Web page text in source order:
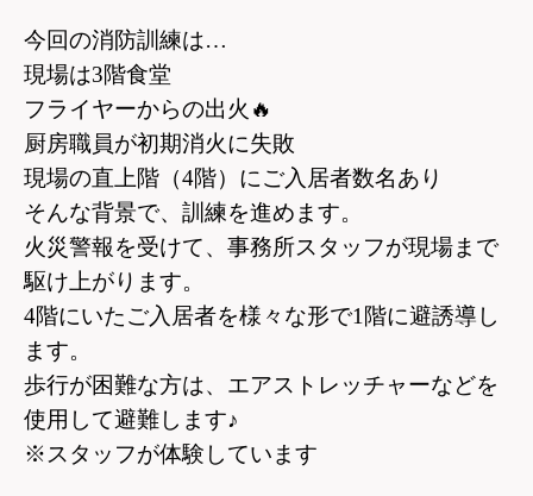
今回の消防訓練は…
現場は3階食堂
フライヤーからの出火 🔥
厨房職員が初期消火に失敗
現場の直上階（4階）にご入居者数名あり
そんな背景で、訓練を進めます。
火災警報を受けて、事務所スタッフが現場まで
駆け上がります。
4階にいたご入居者を様々な形で1階に避誘導し
ます。
歩行が困難な方は、エアストレッチャーなどを
使用して避難します♪
※スタッフが体験しています